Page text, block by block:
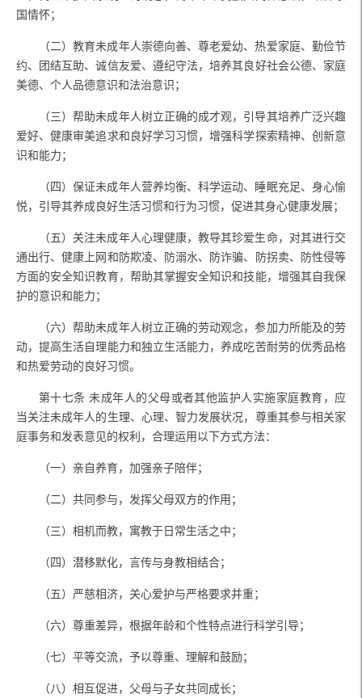
国情怀；
（二）教育未成年人崇德向善、尊老爱幼、热爱家庭、勤俭节
约、团结互助、诚信友爱、遵纪守法，培养其良好社会公德、家庭
美德、个人品德意识和法治意识；
（三）帮助未成年人树立正确的成才观，引导其培养广泛兴趣
爱好、健康审美追求和良好学习习惯，增强科学探索精神、创新意
识和能力；
（四）保证未成年人营养均衡、科学运动、睡眠充足、身心愉
悦，引导其养成良好生活习惯和行为习惯，促进其身心健康发展；
（五）关注未成年人心理健康，教导其珍爱生命，对其进行交
通出行、健康上网和防欺凌、防溺水、防诈骗、防拐卖、防性侵等
方面的安全知识教育，帮助其掌握安全知识和技能，增强其自我保
护的意识和能力；
（六）帮助未成年人树立正确的劳动观念，参加力所能及的劳
动，提高生活自理能力和独立生活能力，养成吃苦耐劳的优秀品格
和热爱劳动的良好习惯。
第十七条 未成年人的父母或者其他监护人实施家庭教育，应
当关注未成年人的生理、心理、智力发展状况，尊重其参与相关家
庭事务和发表意见的权利，合理运用以下方式方法：
（一）亲自养育，加强亲子陪伴；
（二）共同参与，发挥父母双方的作用；
（三）相机而教，寓教于日常生活之中；
（四）潜移默化，言传与身教相结合；
（五）严慈相济，关心爱护与严格要求并重；
（六）尊重差异，根据年龄和个性特点进行科学引导；
（七）平等交流，予以尊重、理解和鼓励；
（八）相互促进，父母与子女共同成长；